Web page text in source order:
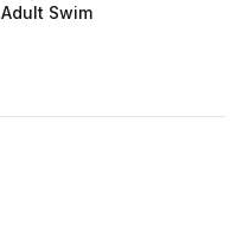
Adult Swim